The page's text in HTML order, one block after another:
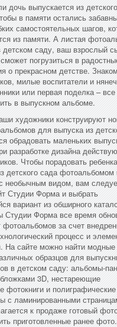
дочь выпускается из
в памяти остались
самостоятельных шагов,
из памяти. А листая
детском саду, ваш взрослый
погрузиться в
о прекрасном детстве.
милые воспитатели и
или первая поделка – все
в выпускном альбоме.
художники конструируют
для выпуска из
обрадовать маленьких
разработке дизайна
Чтобы порадовать
детского сада фотоальбомом
необычным видом, вам
Студии Форма и выбрать
вариант из обширного
Студии Форма все время
фотоальбомов за счет
процесс и
На сайте можно найти модные
образцов для
в детском саду: альбомы-
3D, нестареющие
фотокниги и полиграфические
с ламинированными
к продаже готовый
приготовленные ранее фото.